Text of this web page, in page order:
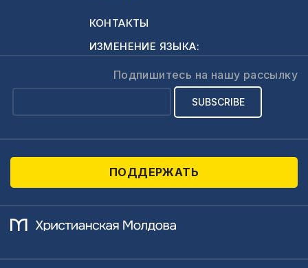
КОНТАКТЫ
ИЗМЕНЕНИЕ ЯЗЫКА:
Подпишитесь на нашу рассылку
ПОДДЕРЖАТЬ